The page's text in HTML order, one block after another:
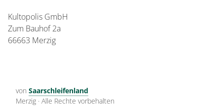
Kultopolis GmbH
Zum Bauhof 2a
66663 Merzig
von Saarschleifenland
Merzig · Alle Rechte vorbehalten